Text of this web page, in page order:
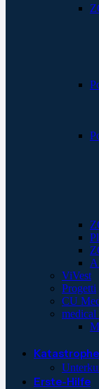
ViVest
Progetti
CU
Erste-Hilfe